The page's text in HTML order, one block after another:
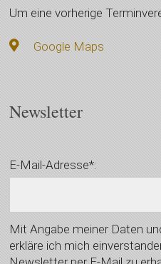
Um eine vorherige
Google Maps
Newsletter
E-Mail-Adresse*:
Mit Angabe meiner Daten
erkläre ich mich